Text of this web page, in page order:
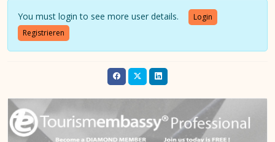
You must login to see more user details.
Login
Registrieren